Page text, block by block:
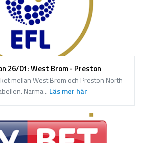
26/01: West Brom - Preston
mellan West Brom och Preston North
Närma... Läs mer här